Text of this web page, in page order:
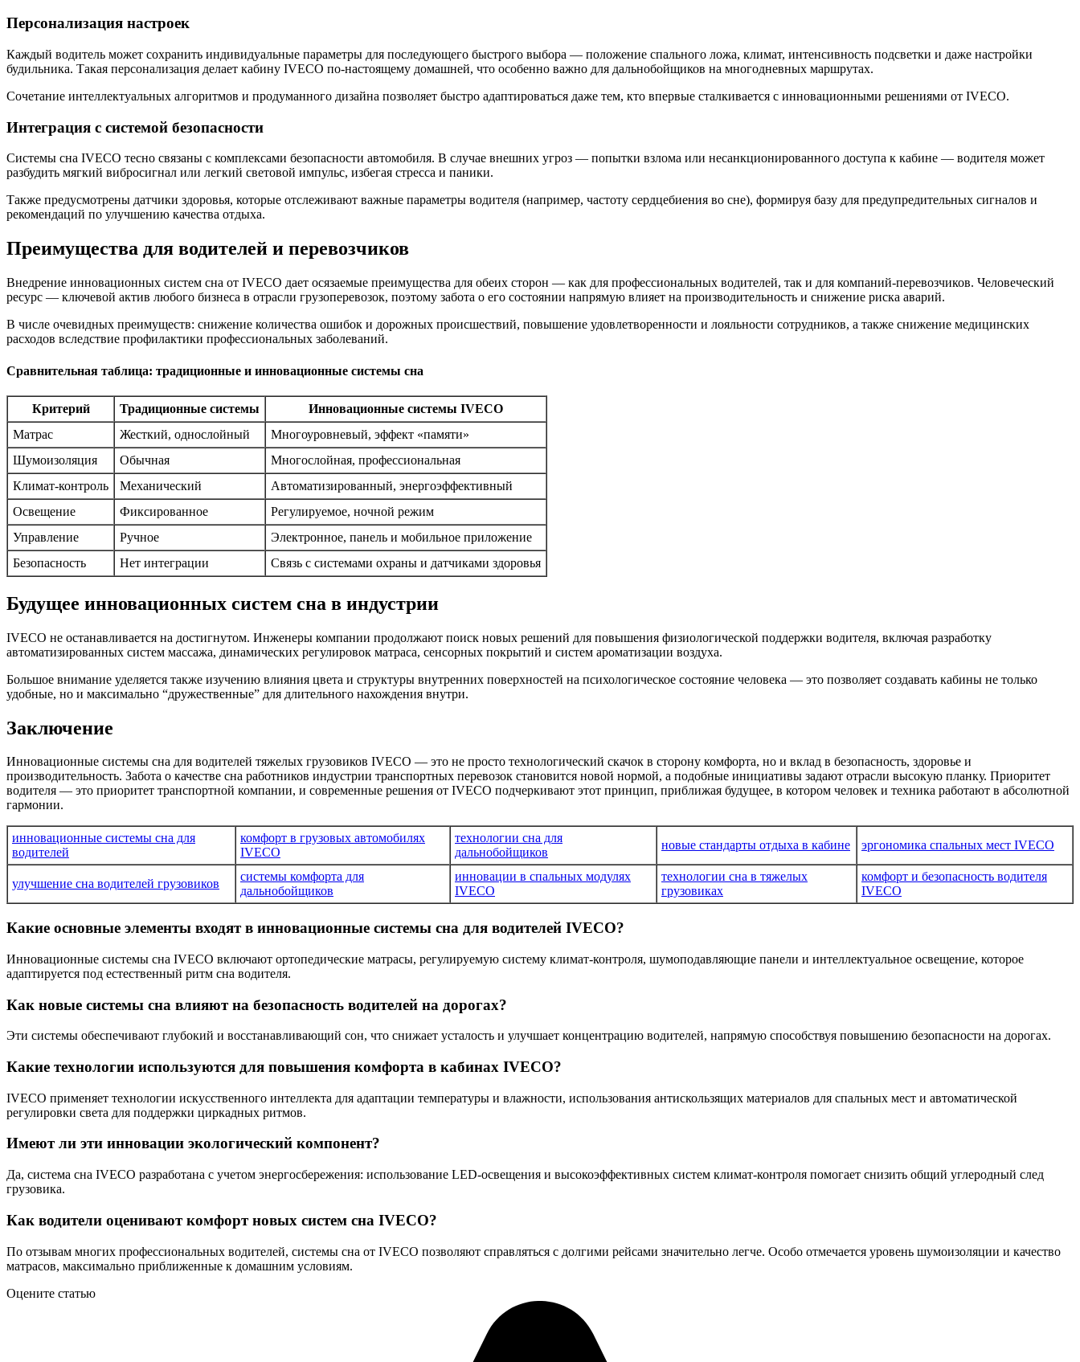
Персонализация настроек
Каждый водитель может сохранить индивидуальные параметры для последующего быстрого выбора — положение спального ложа, климат, интенсивность подсветки и даже настройки
будильника. Такая персонализация делает кабину IVECO по-настоящему домашней, что особенно важно для дальнобойщиков на многодневных маршрутах.
Сочетание интеллектуальных алгоритмов и продуманного дизайна позволяет быстро адаптироваться даже тем, кто впервые сталкивается с инновационными решениями от IVECO.
Интеграция с системой безопасности
Системы сна IVECO тесно связаны с комплексами безопасности автомобиля. В случае внешних угроз — попытки взлома или несанкционированного доступа к кабине — водителя может
разбудить мягкий вибросигнал или легкий световой импульс, избегая стресса и паники.
Также предусмотрены датчики здоровья, которые отслеживают важные параметры водителя (например, частоту сердцебиения во сне), формируя базу для предупредительных сигналов и
рекомендаций по улучшению качества отдыха.
Преимущества для водителей и перевозчиков
Внедрение инновационных систем сна от IVECO дает осязаемые преимущества для обеих сторон — как для профессиональных водителей, так и для компаний-перевозчиков. Человеческий
ресурс — ключевой актив любого бизнеса в отрасли грузоперевозок, поэтому забота о его состоянии напрямую влияет на производительность и снижение риска аварий.
В числе очевидных преимуществ: снижение количества ошибок и дорожных происшествий, повышение удовлетворенности и лояльности сотрудников, а также снижение медицинских
расходов вследствие профилактики профессиональных заболеваний.
Сравнительная таблица: традиционные и инновационные системы сна
Критерий Традиционные системы
Инновационные системы IVECO
Матрас
Жесткий, однослойный
Многоуровневый, эффект «памяти»
Шумоизоляция
Обычная
Многослойная, профессиональная
Климат-контроль
Механический
Автоматизированный, энергоэффективный
Освещение
Фиксированное
Регулируемое, ночной режим
Управление
Ручное
Электронное, панель и мобильное приложение
Безопасность
Нет интеграции Связь с системами охраны и датчиками здоровья
Будущее инновационных систем сна в индустрии
IVECO не останавливается на достигнутом. Инженеры компании продолжают поиск новых решений для повышения физиологической поддержки водителя, включая разработку
автоматизированных систем массажа, динамических регулировок матраса, сенсорных покрытий и систем ароматизации воздуха.
Большое внимание уделяется также изучению влияния цвета и структуры внутренних поверхностей на психологическое состояние человека — это позволяет создавать кабины не только
удобные, но и максимально “дружественные” для длительного нахождения внутри.
Заключение
Инновационные системы сна для водителей тяжелых грузовиков IVECO — это не просто технологический скачок в сторону комфорта, но и вклад в безопасность, здоровье и
производительность. Забота о качестве сна работников индустрии транспортных перевозок становится новой нормой, а подобные инициативы задают отрасли высокую планку. Приоритет
водителя — это приоритет транспортной компании, и современные решения от IVECO подчеркивают этот принцип, приближая будущее, в котором человек и техника работают в абсолютной
гармонии.
инновационные системы сна для
водителей
комфорт в грузовых автомобилях
IVECO
технологии сна для
дальнобойщиков
новые стандарты отдыха в кабине эргономика спальных мест IVECO
улучшение сна водителей грузовиков
системы комфорта для
дальнобойщиков
инновации в спальных модулях
IVECO
технологии сна в тяжелых
грузовиках
комфорт и безопасность водителя
IVECO
Какие основные элементы входят в инновационные системы сна для водителей IVECO?
Инновационные системы сна IVECO включают ортопедические матрасы, регулируемую систему климат-контроля, шумоподавляющие панели и интеллектуальное освещение, которое
адаптируется под естественный ритм сна водителя.
Как новые системы сна влияют на безопасность водителей на дорогах?
Эти системы обеспечивают глубокий и восстанавливающий сон, что снижает усталость и улучшает концентрацию водителей, напрямую способствуя повышению безопасности на дорогах.
Какие технологии используются для повышения комфорта в кабинах IVECO?
IVECO применяет технологии искусственного интеллекта для адаптации температуры и влажности, использования антискользящих материалов для спальных мест и автоматической
регулировки света для поддержки циркадных ритмов.
Имеют ли эти инновации экологический компонент?
Да, система сна IVECO разработана с учетом энергосбережения: использование LED-освещения и высокоэффективных систем климат-контроля помогает снизить общий углеродный след
грузовика.
Как водители оценивают комфорт новых систем сна IVECO?
По отзывам многих профессиональных водителей, системы сна от IVECO позволяют справляться с долгими рейсами значительно легче. Особо отмечается уровень шумоизоляции и качество
матрасов, максимально приближенные к домашним условиям.
Оцените статью